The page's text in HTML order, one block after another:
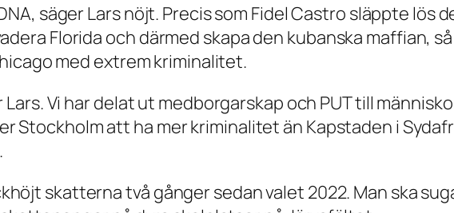
säger Lars nöjt. Precis som Fidel Castro släppte lös
Florida och därmed skapa den kubanska maffian,
med extrem kriminalitet.
Vi har delat ut medborgarskap och PUT till
Stockholm att ha mer kriminalitet än Kapstaden i
skatterna två gånger sedan valet 2022. Man ska